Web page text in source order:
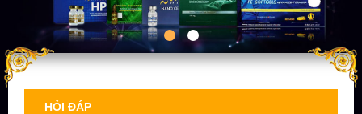
HỎI ĐÁP